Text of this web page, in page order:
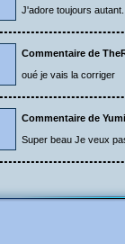
J'adore toujours
Commentaire de
oué je vais la corriger
Commentaire de
Super beau Je veux